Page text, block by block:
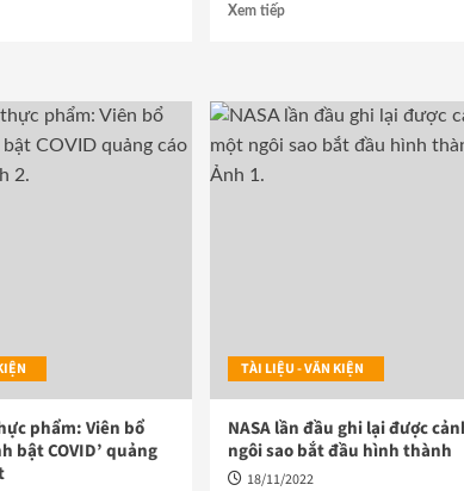
Xem tiếp
phẩm: Viên bổ
bật COVID’ quảng
TÀI LIỆU - VĂN KIỆN
NASA lần đầu ghi lại được
ngôi sao bắt đầu hình thành
18/11/2022